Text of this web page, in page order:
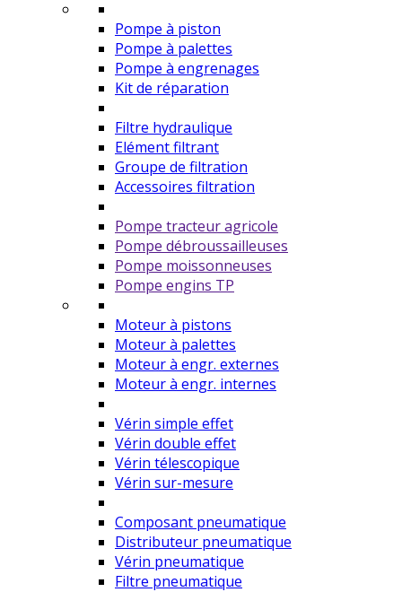
Pompe à piston
Pompe à palettes
Pompe à engrenages
Kit de réparation
Filtre hydraulique
Elément filtrant
Groupe de filtration
Accessoires filtration
Pompe tracteur agricole
Pompe débroussailleuses
Pompe moissonneuses
Pompe engins TP
Moteur à pistons
Moteur à palettes
Moteur à engr. externes
Moteur à engr. internes
Vérin simple effet
Vérin double effet
Vérin télescopique
Vérin sur-mesure
Composant pneumatique
Distributeur pneumatique
Vérin pneumatique
Filtre pneumatique